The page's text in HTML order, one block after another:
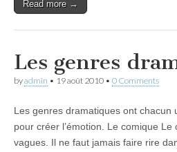
Read more →
Les genres
byadmin • 19 août 2010 • 0 Comments
Les genres dramatiques ont chacun
pour créer l’émotion. Le comique
vagues. Il ne faut jamais faire rire